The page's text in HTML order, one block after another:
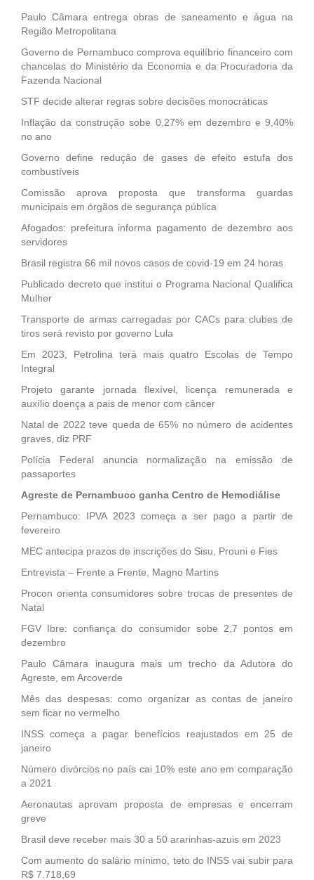
Paulo Câmara entrega obras de saneamento e água na
Região Metropolitana
Governo de Pernambuco comprova equilíbrio financeiro com
chancelas do Ministério da Economia e da Procuradoria da
Fazenda Nacional
STF decide alterar regras sobre decisões monocráticas
Inflação da construção sobe 0,27% em dezembro e 9,40%
no ano
Governo define redução de gases de efeito estufa dos
combustíveis
Comissão aprova proposta que transforma guardas
municipais em órgãos de segurança pública
Afogados: prefeitura informa pagamento de dezembro aos
servidores
Brasil registra 66 mil novos casos de covid-19 em 24 horas
Publicado decreto que institui o Programa Nacional Qualifica
Mulher
Transporte de armas carregadas por CACs para clubes de
tiros será revisto por governo Lula
Em 2023, Petrolina terá mais quatro Escolas de Tempo
Integral
Projeto garante jornada flexível, licença remunerada e
auxílio doença a pais de menor com câncer
Natal de 2022 teve queda de 65% no número de acidentes
graves, diz PRF
Polícia Federal anuncia normalização na emissão de
passaportes
Agreste de Pernambuco ganha Centro de Hemodiálise
Pernambuco: IPVA 2023 começa a ser pago a partir de
fevereiro
MEC antecipa prazos de inscrições do Sisu, Prouni e Fies
Entrevista – Frente a Frente, Magno Martins
Procon orienta consumidores sobre trocas de presentes de
Natal
FGV Ibre: confiança do consumidor sobe 2,7 pontos em
dezembro
Paulo Câmara inaugura mais um trecho da Adutora do
Agreste, em Arcoverde
Mês das despesas: como organizar as contas de janeiro
sem ficar no vermelho
INSS começa a pagar benefícios reajustados em 25 de
janeiro
Número divórcios no país cai 10% este ano em comparação
a 2021
Aeronautas aprovam proposta de empresas e encerram
greve
Brasil deve receber mais 30 a 50 ararinhas-azuis em 2023
Com aumento do salário mínimo, teto do INSS vai subir para
R$ 7.718,69